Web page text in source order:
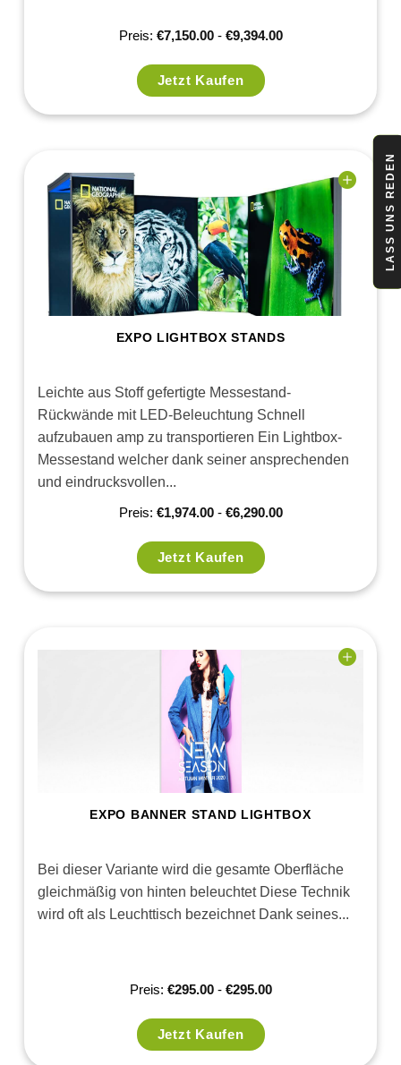
Preis: €7,150.00- €9,394.00
Jetzt Kaufen
EXPO LIGHTBOX STANDS
Leichte aus Stoff gefertigte Messestand-
Rückwände mit LED-Beleuchtung Schnell
aufzubauen amp zu transportieren Ein Lightbox-
Messestand welcher dank seiner ansprechenden
und eindrucksvollen...
Preis: €1,974.00- €6,290.00
Jetzt Kaufen
EXPO BANNER STAND LIGHTBOX
Bei dieser Variante wird die gesamte Oberfläche
gleichmäßig von hinten beleuchtet Diese Technik
wird oft als Leuchttisch bezeichnet Dank seines...
Preis: €295.00- €295.00
Jetzt Kaufen
LASS UNS REDEN